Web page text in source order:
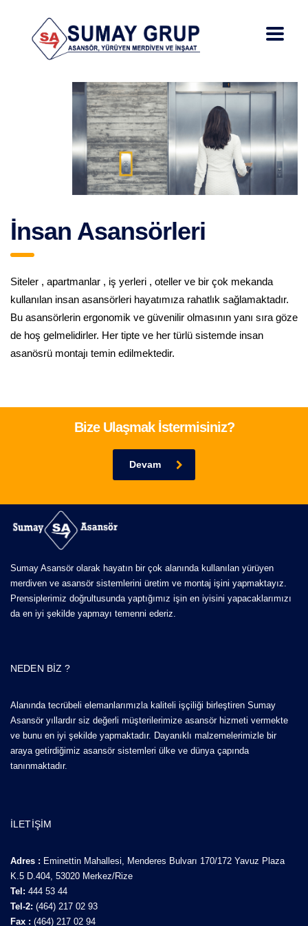
İnsan Asansörleri
Siteler , apartmanlar , iş yerleri , oteller ve bir çok mekanda
kullanılan insan asansörleri hayatımıza rahatlık sağlamaktadır.
Bu asansörlerin ergonomik ve güvenilir olmasının yanı sıra göze
de hoş gelmelidirler. Her tipte ve her türlü sistemde insan
asanösrü montajı temin edilmektedir.
Bize Ulaşmak İstermisiniz?
Devam
Sumay Asansör olarak hayatın bir çok alanında kullanılan yürüyen
merdiven ve asansör sistemlerini üretim ve montaj işini yapmaktayız.
Prensiplerimiz doğrultusunda yaptığımız işin en iyisini yapacaklarımızı
da en iyi şekilde yapmayı temenni ederiz.
NEDEN BIZ ?
Alanında tecrübeli elemanlarımızla kaliteli işçiliği birleştiren Sumay
Asansör yıllardır siz değerli müşterilerimize asansör hizmeti vermekte
ve bunu en iyi şekilde yapmaktadır. Dayanıklı malzemelerimizle bir
araya getirdiğimiz asansör sistemleri ülke ve dünya çapında
tanınmaktadır.
İLETIŞIM
Adres : Eminettin Mahallesi, Menderes Bulvarı 170/172 Yavuz Plaza
K.5 D.404, 53020 Merkez/Rize
Tel: 444 53 44
Tel-2: (464) 217 02 93
Fax : (464) 217 02 94